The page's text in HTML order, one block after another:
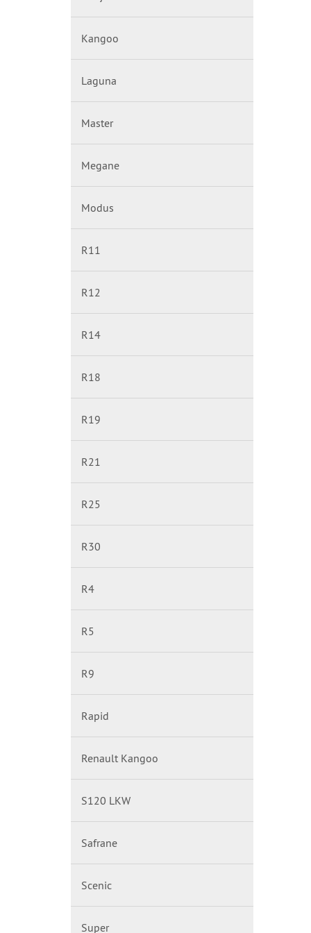
Kangoo
Laguna
Master
Megane
Modus
R11
R12
R14
R18
R19
R21
R25
R30
R4
R5
R9
Rapid
Renault Kangoo
S120 LKW
Safrane
Scenic
Super